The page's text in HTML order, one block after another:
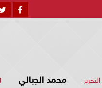
محمد الجبالي